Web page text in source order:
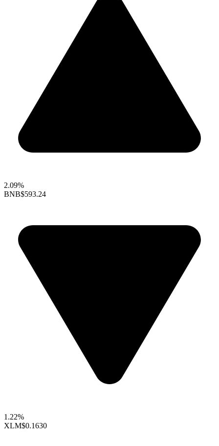
2.09%
BNB$593.24
1.22%
XLM$0.1630